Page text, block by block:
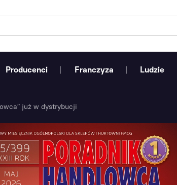
Producenci Franczyza Ludzie
już w dystrybucji